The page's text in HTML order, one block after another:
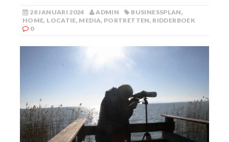
28 JANUARI 2024 ADMIN BUSINESSPLAN,
HOME, LOCATIE, MEDIA, PORTRETTEN, RIDDERBOEK
0